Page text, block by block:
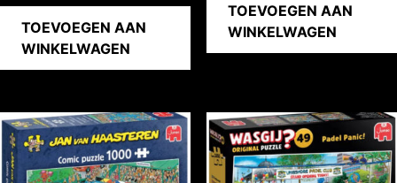
TOEVOEGEN AAN
WINKELWAGEN
TOEVOEGEN AAN
WINKELWAGEN